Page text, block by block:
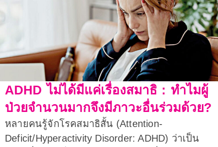
ADHD ไม่ได้มีแค่เรื่องสมาธิ : ทำไมผู้
ป่วยจำนวนมากจึงมีภาวะอื่นร่วมด้วย?
หลายคนรู้จักโรคสมาธิสั้น (Attention-
Deficit/Hyperactivity Disorder: ADHD) ว่าเป็น